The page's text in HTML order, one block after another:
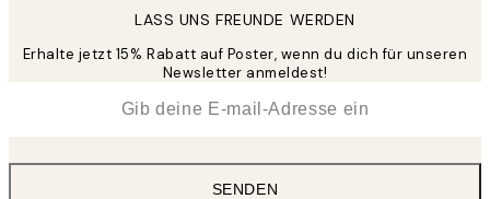
LASS UNS FREUNDE WERDEN
Erhalte jetzt 15% Rabatt auf Poster, wenn du dich für unseren
Newsletter anmeldest!
SENDEN